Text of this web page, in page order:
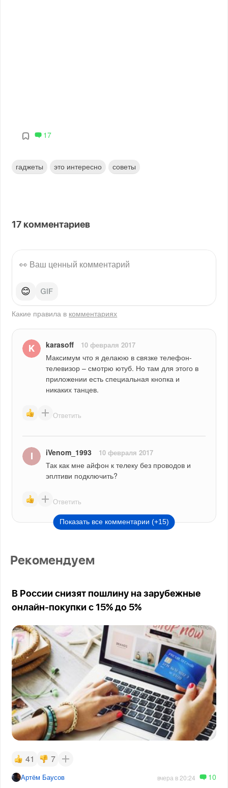
17
гаджеты это интересно советы
17 комментариев
😊
Какие правила в комментариях
karasoff 10 февраля 2017
Максимум что я делаюю в связке телефон-
телевизор – смотрю ютуб. Но там для этого в
приложении есть специальная кнопка и
никаких танцев.
Ответить
iVenom_1993 10 февраля 2017
Так как мне айфон к телеку без проводов и
эплтиви подключить?
Ответить
Показать все комментарии (+15)
Рекомендуем
В России снизят пошлину на зарубежные
онлайн-покупки с 15% до 5%
41 7
Артём Баусов вчера в 20:24 10